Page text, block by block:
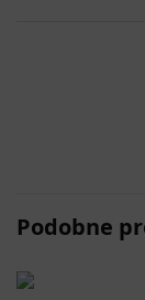
Podobne